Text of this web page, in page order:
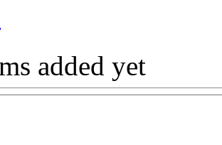
added yet